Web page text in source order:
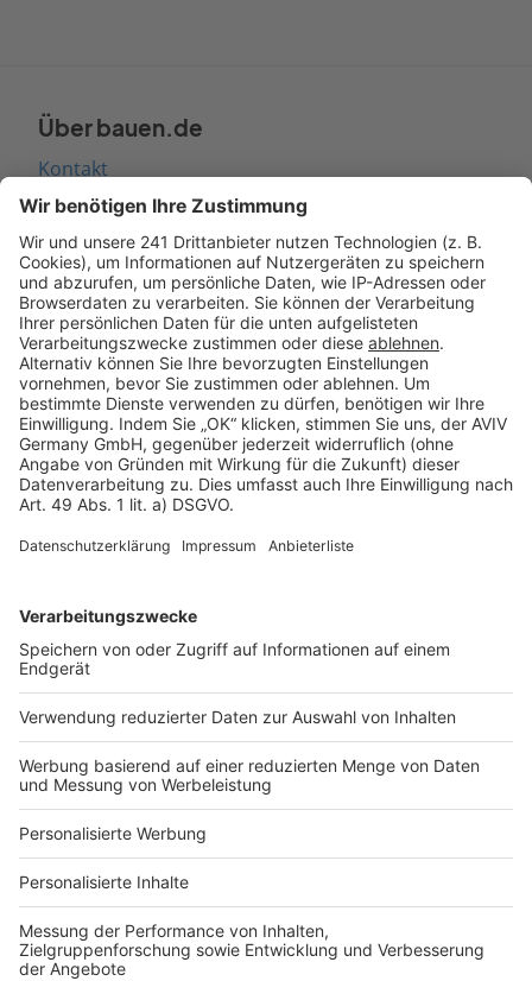
Über bauen.de
Kontakt
Seitenaufbau
Barrierefreiheit
Cookie Einstellungen
Rechtliches
AGB-Übersicht
Datenschutz
Impressum
Services
Bauprojekt-Quiz
Häuser-Suche
Hausanbieter-Suche
Bauprojekt-Profil
Für Unternehmen
Ihre Baufirma auf bauen.de
Kostenloses Infogespräch